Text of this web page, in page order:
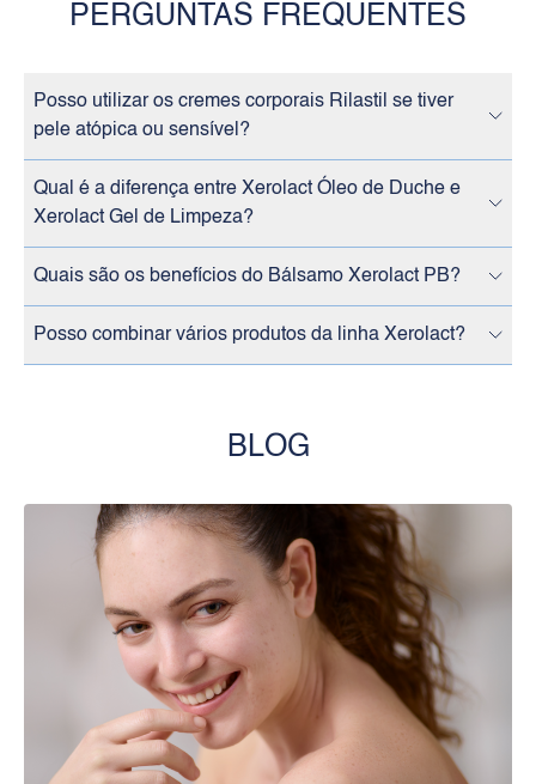
PERGUNTAS FREQUENTES
Posso utilizar os cremes corporais Rilastil se tiver
pele atópica ou sensível?
Qual é a diferença entre Xerolact Óleo de Duche e
Xerolact Gel de Limpeza?
Quais são os benefícios do Bálsamo Xerolact PB?
Posso combinar vários produtos da linha Xerolact?
BLOG